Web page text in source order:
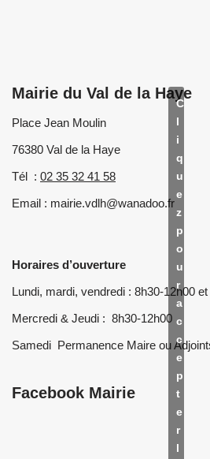
Mairie du Val de la Haye
Place Jean Moulin
76380 Val de la Haye
Tél : 02 35 32 41 58
Email : mairie.vdlh@wanadoo.fr
Horaires d’ouverture
Lundi, mardi, vendredi : 8h30-12h00
Mercredi & Jeudi : 8h30-12h00
Samedi Permanence Maire ou
Facebook Mairie
C
l
i
q
u
e
z
p
o
u
r
a
c
c
e
p
t
e
r
l